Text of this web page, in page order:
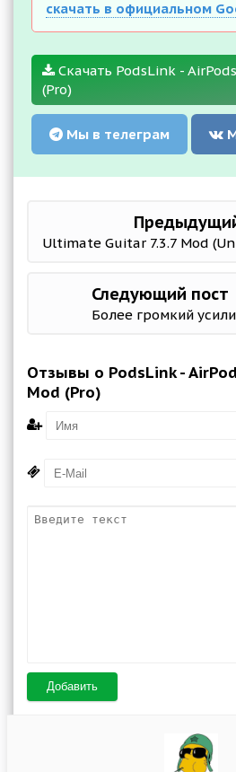
скачать в официальном
Скачать PodsLink -
(Pro)
Мы в телеграм
Следующий пост
Отзывы о PodsLink -
Mod (Pro)
Добавить